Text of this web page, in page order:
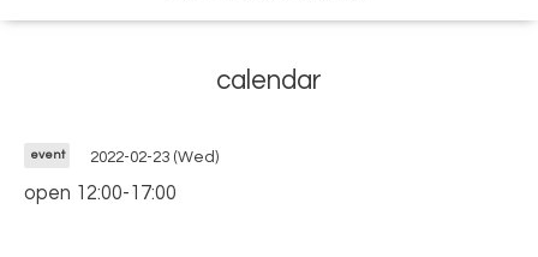
calendar
event 2022-02-23 (Wed)
open 12:00-17:00